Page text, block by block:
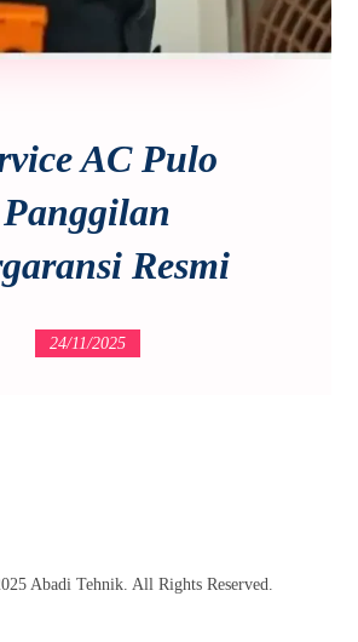
AC Pulo
Panggilan
Resmi
24/11/2025
Abadi Tehnik. All Rights Reserved.